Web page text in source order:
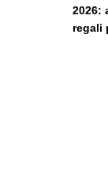
2026:
regali